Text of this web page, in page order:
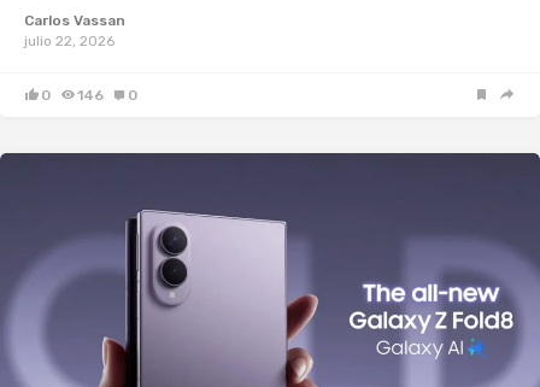
Carlos Vassan
julio 22, 2026
0 146 0